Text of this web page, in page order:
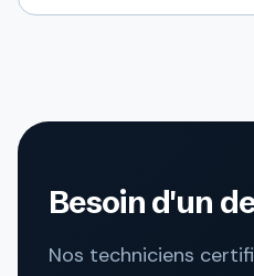
Besoin d'un
Nos techniciens